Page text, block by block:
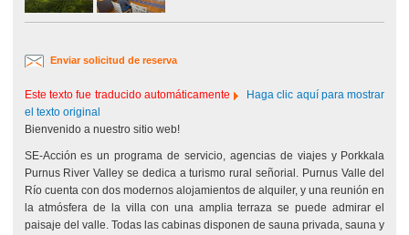
Enviar solicitud de reserva
Este texto fue traducido automáticamente
Haga clic aquí para mostrar
el texto original
Bienvenido a nuestro sitio web!
SE-Acción es un programa de servicio, agencias de viajes y Porkkala
Purnus River Valley se dedica a turismo rural señorial. Purnus Valle del
Río cuenta con dos modernos alojamientos de alquiler, y una reunión en
la atmósfera de la villa con una amplia terraza se puede admirar el
paisaje del valle. Todas las cabinas disponen de sauna privada, sauna y